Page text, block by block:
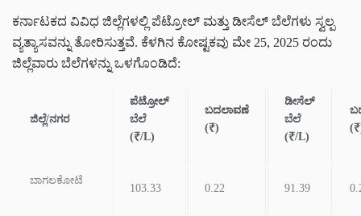
ಕರ್ನಾಟಕದ ವಿವಿಧ ಜಿಲ್ಲೆಗಳಲ್ಲಿ ಪೆಟ್ರೋಲ್ ಮತ್ತು ಡೀಸೆಲ್ ಬೆಲೆಗಳು ಸ್ವಲ್ಪ
ವ್ಯತ್ಯಾಸವನ್ನು ತೋರಿಸುತ್ತವೆ. ಕೆಳಗಿನ ಕೋಷ್ಟಕವು ಮೇ 25, 2025 ರಂದು
ಜಿಲ್ಲೆವಾರು ಬೆಲೆಗಳನ್ನು ಒಳಗೊಂಡಿದೆ:
ಜಿಲ್ಲೆ/ನಗರ
ಪೆಟ್ರೋಲ್
ಬೆಲೆ
(₹/L)
ಬದಲಾವಣೆ
(₹)
ಡೀಸೆಲ್
ಬೆಲೆ
(₹/L)
ಬಾಗಲಕೋಟೆ
103.33 0.22 91.39